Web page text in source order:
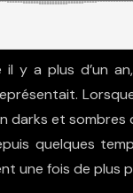
il y a plus d’un
darks et sombres
quelques
une fois de plus